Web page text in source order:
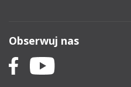
Obserwuj nas